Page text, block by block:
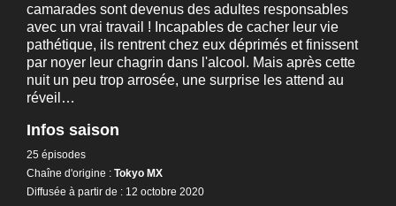
camarades sont devenus des adultes responsables
avec un vrai travail ! Incapables de cacher leur vie
pathétique, ils rentrent chez eux déprimés et finissent
par noyer leur chagrin dans l'alcool. Mais après cette
nuit un peu trop arrosée, une surprise les attend au
réveil…
Infos saison
25 épisodes
Chaîne d'origine : Tokyo MX
Diffusée à partir de : 12 octobre 2020